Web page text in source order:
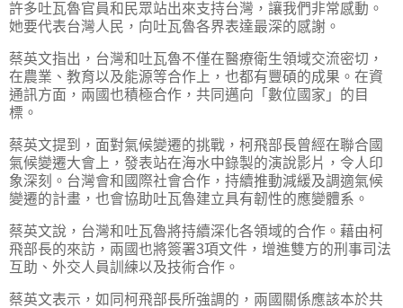
許多吐瓦魯官員和民眾站出來支持台灣，讓我們非常感動。
她要代表台灣人民，向吐瓦魯各界表達最深的感謝。
蔡英文指出，台灣和吐瓦魯不僅在醫療衛生領域交流密切，
在農業、教育以及能源等合作上，也都有豐碩的成果。在資
通訊方面，兩國也積極合作，共同邁向「數位國家」的目
標。
蔡英文提到，面對氣候變遷的挑戰，柯飛部長曾經在聯合國
氣候變遷大會上，發表站在海水中錄製的演說影片，令人印
象深刻。台灣會和國際社會合作，持續推動減緩及調適氣候
變遷的計畫，也會協助吐瓦魯建立具有韌性的應變體系。
蔡英文說，台灣和吐瓦魯將持續深化各領域的合作。藉由柯
飛部長的來訪，兩國也將簽署3項文件，增進雙方的刑事司法
互助、外交人員訓練以及技術合作。
蔡英文表示，如同柯飛部長所強調的，兩國關係應該本於共